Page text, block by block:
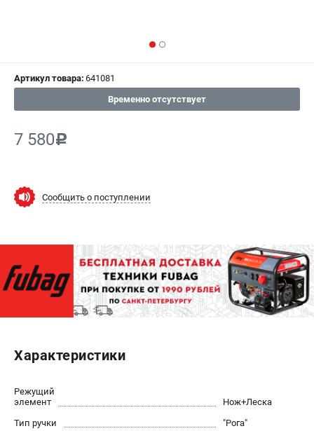
МАГАЗИНЫ
Как нас найти
Юридическая информация
О бренде
Пользовательское соглашение
Способы оплаты
Генераторы инверторные
Генераторы сварочные
Артикул товара: 641081
Временно отсутствует
7 580c
Сообщить о поступлении
Характеристики
Режущий
элемент
Нож+Леска
Тип ручки
"Рога"